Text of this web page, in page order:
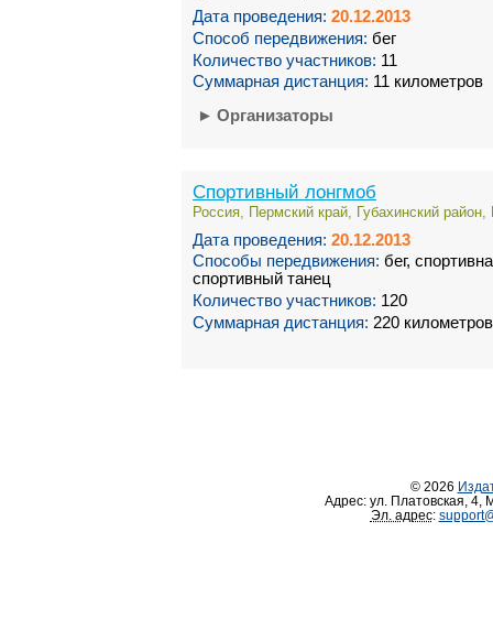
Дата проведения: 20.12.2013
Способ передвижения: бег
Количество участников: 11
Суммарная дистанция: 11 километров
► Организаторы
Спортивный лонгмоб
Россия, Пермский край, Губахинский
Дата проведения: 20.12.2013
Способы передвижения: бег,
спортивный танец
Количество участников: 120
Суммарная дистанция: 220 километров
© 2026
Адрес: ул. Платовская, 4
Эл. адрес: